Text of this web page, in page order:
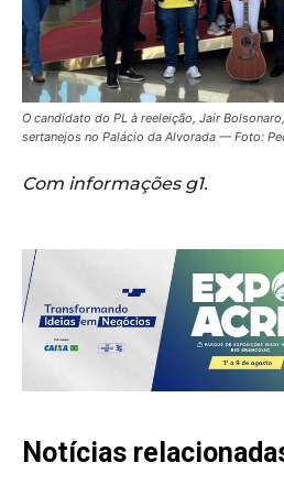
O candidato do PL à reeleição, Jair
sertanejos no Palácio da Alvorada — Foto:
Com informações g1.
Notícias